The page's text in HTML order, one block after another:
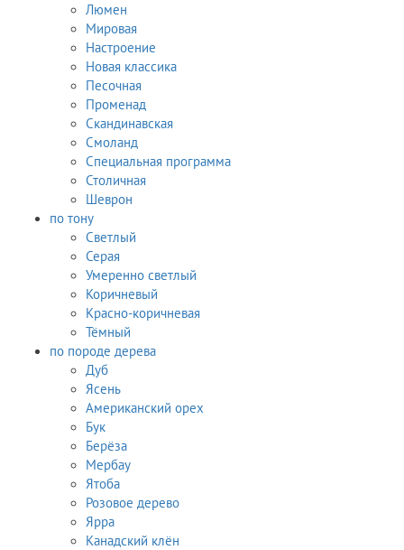
Люмен
Мировая
Настроение
Новая классика
Песочная
Променад
Скандинавская
Смоланд
Специальная программа
Столичная
Шеврон
по тону
Светлый
Серая
Умеренно светлый
Коричневый
Красно-коричневая
Тёмный
по породе дерева
Дуб
Ясень
Американский орех
Бук
Берёза
Мербау
Ятоба
Розовое дерево
Ярра
Канадский клён